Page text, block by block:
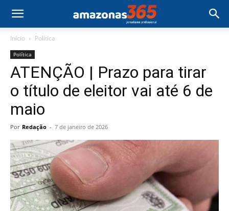
Início Política
Política
ATENÇÃO | Prazo para tirar
o título de eleitor vai até 6 de
maio
Por Redação - 7 de janeiro de 2026